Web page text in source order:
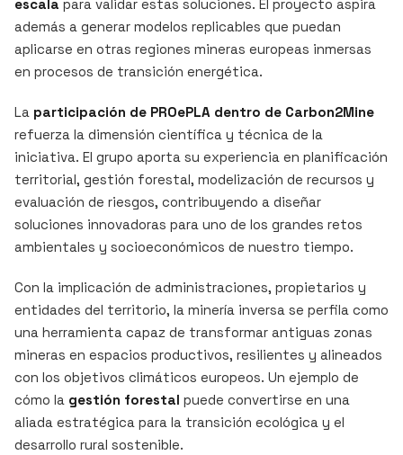
escala para validar estas soluciones. El proyecto aspira
además a generar modelos replicables que puedan
aplicarse en otras regiones mineras europeas inmersas
en procesos de transición energética.
La participación de PROePLA dentro de Carbon2Mine
refuerza la dimensión científica y técnica de la
iniciativa. El grupo aporta su experiencia en planificación
territorial, gestión forestal, modelización de recursos y
evaluación de riesgos, contribuyendo a diseñar
soluciones innovadoras para uno de los grandes retos
ambientales y socioeconómicos de nuestro tiempo.
Con la implicación de administraciones, propietarios y
entidades del territorio, la minería inversa se perfila como
una herramienta capaz de transformar antiguas zonas
mineras en espacios productivos, resilientes y alineados
con los objetivos climáticos europeos. Un ejemplo de
cómo la gestión forestal puede convertirse en una
aliada estratégica para la transición ecológica y el
desarrollo rural sostenible.